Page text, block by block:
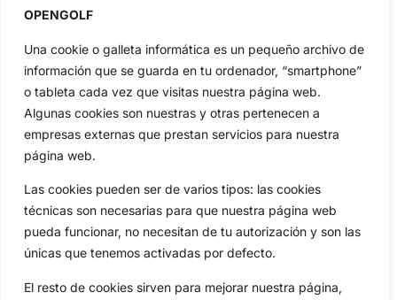
OPENGOLF
Una cookie o galleta informática es un pequeño archivo de
información que se guarda en tu ordenador, “smartphone”
o tableta cada vez que visitas nuestra página web.
Algunas cookies son nuestras y otras pertenecen a
empresas externas que prestan servicios para nuestra
página web.
Las cookies pueden ser de varios tipos: las cookies
técnicas son necesarias para que nuestra página web
pueda funcionar, no necesitan de tu autorización y son las
únicas que tenemos activadas por defecto.
El resto de cookies sirven para mejorar nuestra página,
Amateurs
Circuitos
Especiales
Reglas
Vídeos
De Interés
Compañía
Aviso Legal
Política de Cookies
Publicidad
Newsletters